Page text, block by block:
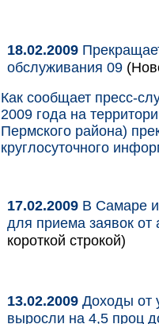
18.02.2009
обслуживания 09
Как сообщает пресс-
2009 года на
Пермского района)
круглосуточного
17.02.2009 В Самаре
для приема заявок
короткой строкой)
13.02.2009 Доходы от
выросли на 4,5 проц